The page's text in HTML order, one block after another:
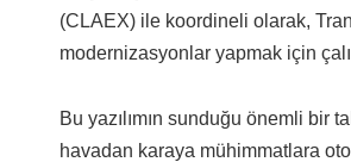
(CLAEX) ile koordineli olarak,
modernizasyonlar yapmak için
Bu yazılımın sunduğu önemli bir
havadan karaya mühimmatlara